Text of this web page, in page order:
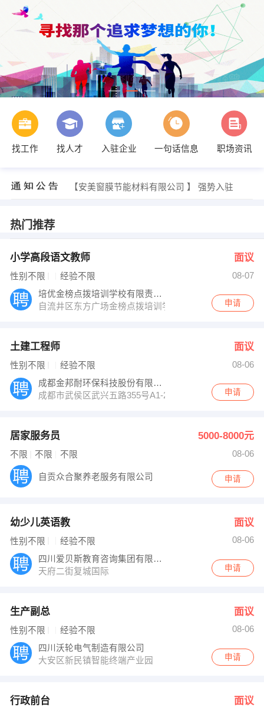
找工作 找人才 入驻企业 一句话信息 职场资讯
发布 [生产副总 ] 招聘信息
【安美窗膜节能材料有限公司 】 强势入驻
发布 [幼少儿英语教 ] 招聘信息
【四川萃鸟到家科技有限公司】 强势入驻
热门推荐
小学高段语文教师 面议
性别不限 经验不限
08-07
培优金榜点拨培训学校有限责任公司
自流井区东方广场金榜点拨培训学校
申请
土建工程师 面议
性别不限 经验不限
08-06
成都金邦耐环保科技股份有限公司
成都市武侯区武兴五路355号A1-2-6
申请
居家服务员 5000-8000元
不限 不限 不限 08-06
自贡众合聚养老服务有限公司 申请
幼少儿英语教 面议
性别不限 经验不限
08-06
四川爱贝斯教育咨询集团有限公司
天府二街复城国际
申请
生产副总 面议
性别不限 经验不限
08-06
四川沃轮电气制造有限公司
大安区新民镇智能终端产业园
申请
行政前台 面议